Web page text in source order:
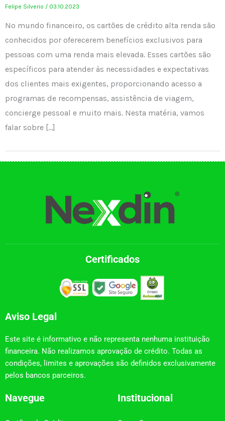
Felipe Silverio / 03.10.2023
No mundo financeiro, os cartões de crédito alta renda são
conhecidos por oferecerem benefícios exclusivos para
pessoas com uma renda mais elevada. Esses cartões são
específicos para atender às necessidades e expectativas
dos clientes mais exigentes, proporcionando acesso a
programas de recompensas, assistência de viagem,
concierge pessoal e muito mais. Nesta matéria, vamos
falar sobre […]
Certificados
Aviso Legal
Este site é informativo e não representa nenhuma instituição
financeira. Não realizamos aprovação de crédito. Todas as
condições, limites e aprovações são definidos exclusivamente
pelos bancos parceiros.
Navegue Institucional